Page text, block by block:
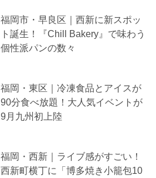
福岡市・早良区｜西新に新スポッ
ト誕生！『Chill Bakery』で味わう
個性派パンの数々
福岡・東区｜冷凍食品とアイスが
90分食べ放題！大人気イベントが
9月九州初上陸
福岡・西新｜ライブ感がすごい！
西新町横丁に「博多焼き小籠包10